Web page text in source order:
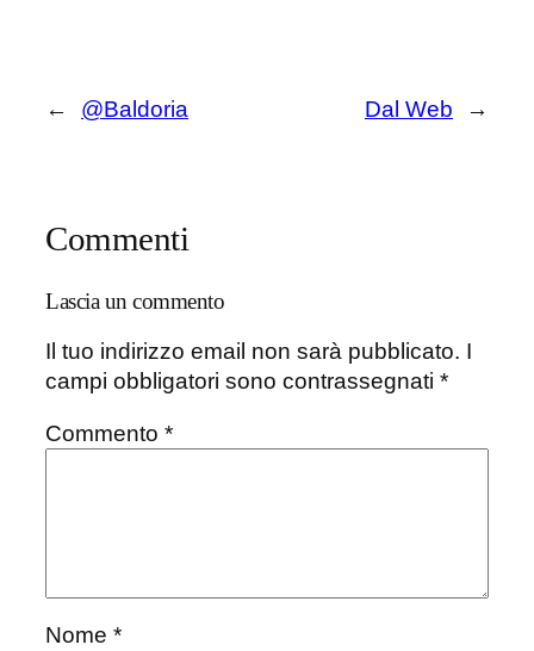
← @Baldoria Dal Web →
Commenti
Lascia un commento
Il tuo indirizzo email non sarà pubblicato. I
campi obbligatori sono contrassegnati *
Commento *
Nome *